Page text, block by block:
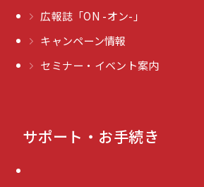
広報誌「ON -オン-」
キャンペーン情報
セミナー・イベント案内
サポート・お手続き